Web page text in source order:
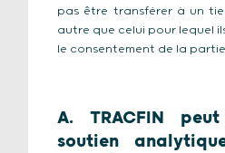
pas être transférer à un
autre que celui pour lequel
le consentement de la
A. TRACFIN
soutien